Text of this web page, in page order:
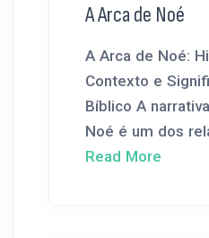
A Arca de Noé
A Arca de Noé:
Contexto e
Bíblico A
Noé é um dos
Read More